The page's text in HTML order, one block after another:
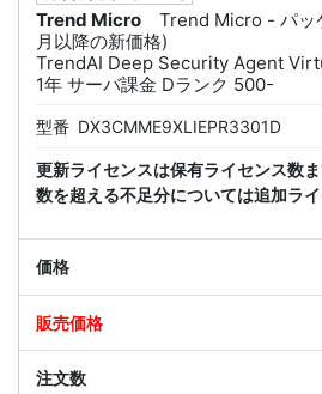
Trend Micro
Trend Micro - パッ
月以降の新価格)
TrendAI Deep Security Agent
1年 サーバ課金 Dランク 500-
型番 DX3CMME9XLIEPR3301D
更新ライセンスは保有ライセンス数
数を超える不足分については追加ライ